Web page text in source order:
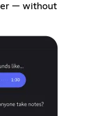
— without